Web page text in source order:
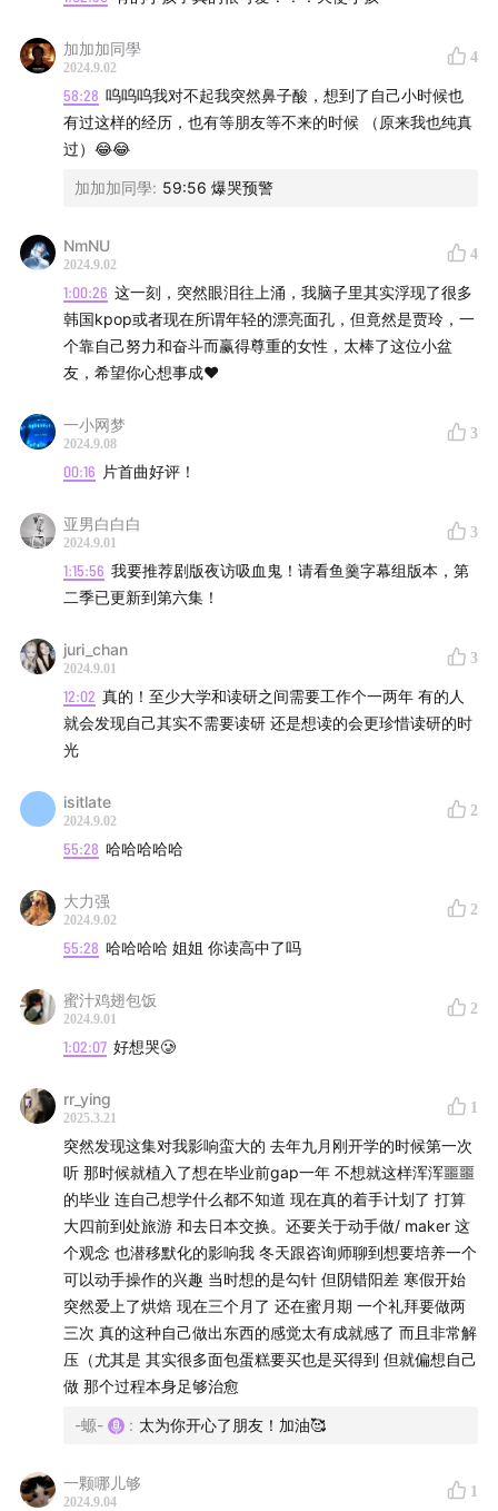
44:00 运动贵在坚持，偶尔打点鸡血
泳池奇遇之不守信用的父亲
祝你长大后能实现自己的梦想
01:06:08多狗家庭中的可爱孩子争宠故事
01:15:01奥运会、女性运动员与寻找偶像
01:24:47 喜剧监狱与螈与龙的克隆AI想象
01:32:52结束语
【本期音乐】
Charli XCX - 360
Charli XCX - Rewind
【支持我们】
爱发电搜索「螈与龙」或复制链接：
afdian.net
【关于我们】
这是一束横跨太平洋的电波——我们从独特的人文和性别
关注公众号「螈与龙」回复“听友群”即可添加小助手拉进
VIP群哦，我们等着一个你！
加加加同學
2024.9.02
4
58:28 呜呜呜我对不起我突然鼻子酸，想到了自己小时候也
有过这样的经历，也有等朋友等不来的时候 （原来我也纯真
过）😂😂
加加加同學: 59:56 爆哭预警
NmNU
2024.9.02
4
1:00:26 这一刻，突然眼泪往上涌，我脑子里其实浮现了很多
韩国kpop或者现在所谓年轻的漂亮面孔，但竟然是贾玲，一
个靠自己努力和奋斗而赢得尊重的女性，太棒了这位小盆
友，希望你心想事成❤️
一小网梦
2024.9.08
3
00:16 片首曲好评！
亚男白白白
2024.9.01
3
1:15:56 我要推荐剧版夜访吸血鬼！请看鱼羹字幕组版本，第
二季已更新到第六集！
juri_chan
2024.9.01
3
12:02 真的！至少大学和读研之间需要工作个一两年 有的人
就会发现自己其实不需要读研 还是想读的会更珍惜读研的时
光
isitlate
2024.9.02
2
55:28 哈哈哈哈哈
大力强
2024.9.02
2
55:28 哈哈哈哈 姐姐 你读高中了吗
蜜汁鸡翅包饭
2024.9.01
2
1:02:07 好想哭🥲
rr_ying
2025.3.21
1
突然发现这集对我影响蛮大的 去年九月刚开学的时候第一次
听 那时候就植入了想在毕业前gap一年 不想就这样浑浑噩噩
的毕业 连自己想学什么都不知道 现在真的着手计划了 打算
大四前到处旅游 和去日本交换。还要关于动手做/ maker 这
个观念 也潜移默化的影响我 冬天跟咨询师聊到想要培养一个
可以动手操作的兴趣 当时想的是勾针 但阴错阳差 寒假开始
突然爱上了烘焙 现在三个月了 还在蜜月期 一个礼拜要做两
三次 真的这种自己做出东西的感觉太有成就感了 而且非常解
压（尤其是 其实很多面包蛋糕要买也是买得到 但就偏想自己
做 那个过程本身足够治愈
-螈- : 太为你开心了朋友！加油🥰
一颗哪儿够
2024.9.04
1